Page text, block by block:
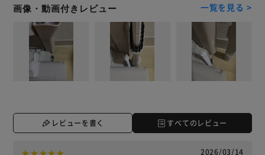
画像・動画付きレビュー 一覧を見る >
レビューを書く すべてのレビュー
2026/03/14